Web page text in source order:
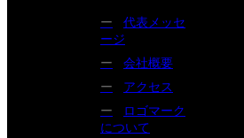
代表メッセ
ージ
会社概要
アクセス
ロゴマーク
について